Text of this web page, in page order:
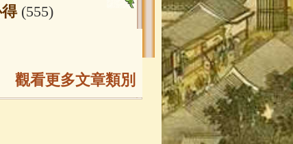
(555)
觀看更多文章類別